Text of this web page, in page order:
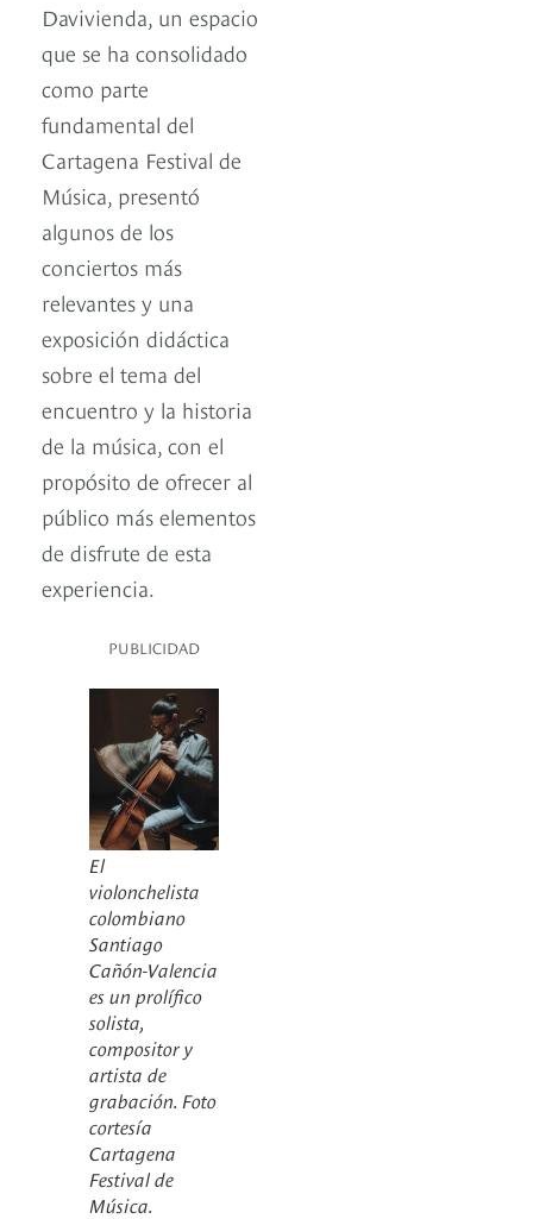
Davivienda, un espacio
que se ha consolidado
como parte
fundamental del
Cartagena Festival de
Música, presentó
algunos de los
conciertos más
relevantes y una
exposición didáctica
sobre el tema del
encuentro y la historia
de la música, con el
propósito de ofrecer al
público más elementos
de disfrute de esta
experiencia.
PUBLICIDAD
El
violonchelista
colombiano
Santiago
Cañón-Valencia
es un prolífico
solista,
compositor y
artista de
grabación. Foto
cortesía
Cartagena
Festival de
Música.